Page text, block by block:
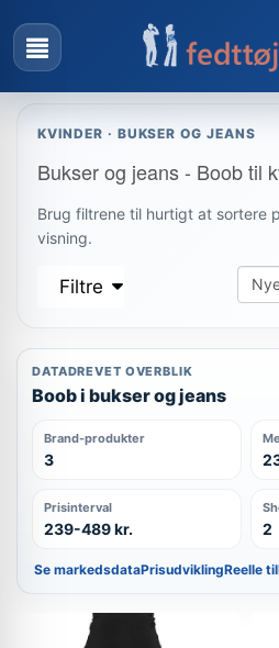
KVINDER · BUKSER OG JEANS
Bukser og jeans - Boob til
Brug filtrene til hurtigt at sortere
visning.
Filtre
DATADREVET OVERBLIK
Boob i bukser og jeans
Brand-produkter
3
Prisinterval
239-489 kr. 2
Se markedsdataPrisudviklingReelle